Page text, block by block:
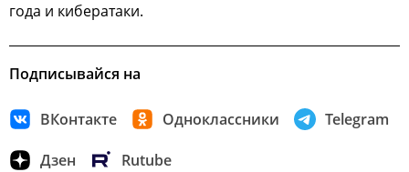
года и кибератаки.
Подписывайся на
ВКонтакте Одноклассники Telegram
Дзен Rutube